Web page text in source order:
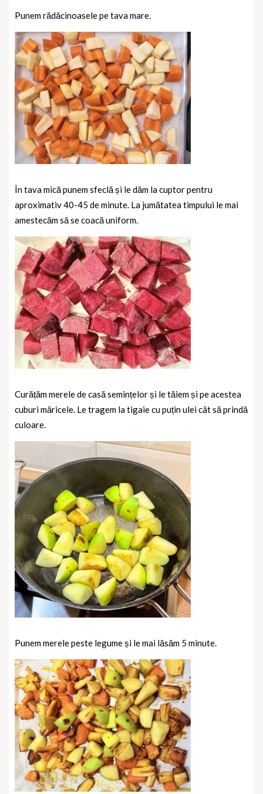
Punem rădăcinoasele pe tava mare.
În tava mică punem sfeclă și le dăm la cuptor pentru
aproximativ 40-45 de minute. La jumătatea timpului le mai
amestecăm să se coacă uniform.
Curățăm merele de casă semințelor și le tăiem și pe acestea
cuburi măricele. Le tragem la tigaie cu puțin ulei cât să prindă
culoare.
Punem merele peste legume și le mai lăsăm 5 minute.